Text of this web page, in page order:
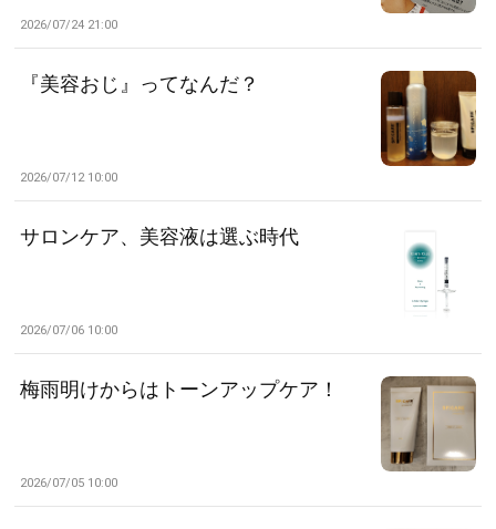
2026/07/24 21:00
『美容おじ』ってなんだ？
2026/07/12 10:00
サロンケア、美容液は選ぶ時代
2026/07/06 10:00
梅雨明けからはトーンアップケア！
2026/07/05 10:00